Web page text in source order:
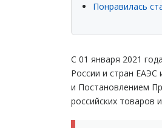
Понравилась
С 01 января 2021
России и стран
и Постановлением
российских товаров